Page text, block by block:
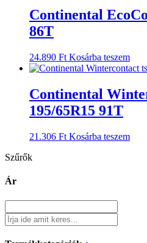
Continental
86T
24.890 Ft Kosárba teszem
Continental
195/65R15 91T
21.306 Ft Kosárba teszem
Szűrők
Ár